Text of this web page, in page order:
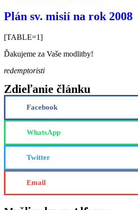
Plán sv. misií na rok 2008
[TABLE=1]
Ďakujeme za Vaše modlitby!
redemptoristi
Zdieľanie článku
Facebook
WhatsApp
Twitter
Email